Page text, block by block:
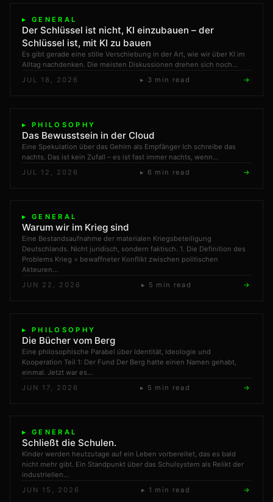
▸ GENERAL
Der Schlüssel ist nicht, KI einzubauen – der
Schlüssel ist, mit KI zu bauen
Es gibt gerade eine stille Verschiebung in der Art, wie wir über KI im
Alltag nachdenken. Die meisten Diskussionen drehen sich noch…
JUL 18, 2026
▸ 3 min read →
▸ PHILOSOPHY
Das Bewusstsein in der Cloud
Eine Spekulation über das Gehirn als Empfänger Ich schreibe das
nachts. Das ist kein Zufall – es ist fast immer nachts, wenn…
JUL 12, 2026
▸ 6 min read →
▸ GENERAL
Warum wir im Krieg sind
Eine Bestandsaufnahme der materialen Kriegsbeteiligung
Deutschlands. Nicht juridisch, sondern faktisch. 1. Die Definition des
Problems Krieg = bewaffneter Konflikt zwischen politischen
Akteuren…
JUN 22, 2026
▸ 5 min read →
▸ PHILOSOPHY
Die Bücher vom Berg
Eine philosophische Parabel über Identität, Ideologie und
Kooperation Teil 1: Der Fund Der Berg hatte einen Namen gehabt,
einmal. Jetzt war es…
JUN 17, 2026
▸ 5 min read →
▸ GENERAL
Schließt die Schulen.
Kinder werden heutzutage auf ein Leben vorbereitet, das es bald
nicht mehr gibt. Ein Standpunkt über das Schulsystem als Relikt der
industriellen…
JUN 15, 2026
▸ 1 min read →